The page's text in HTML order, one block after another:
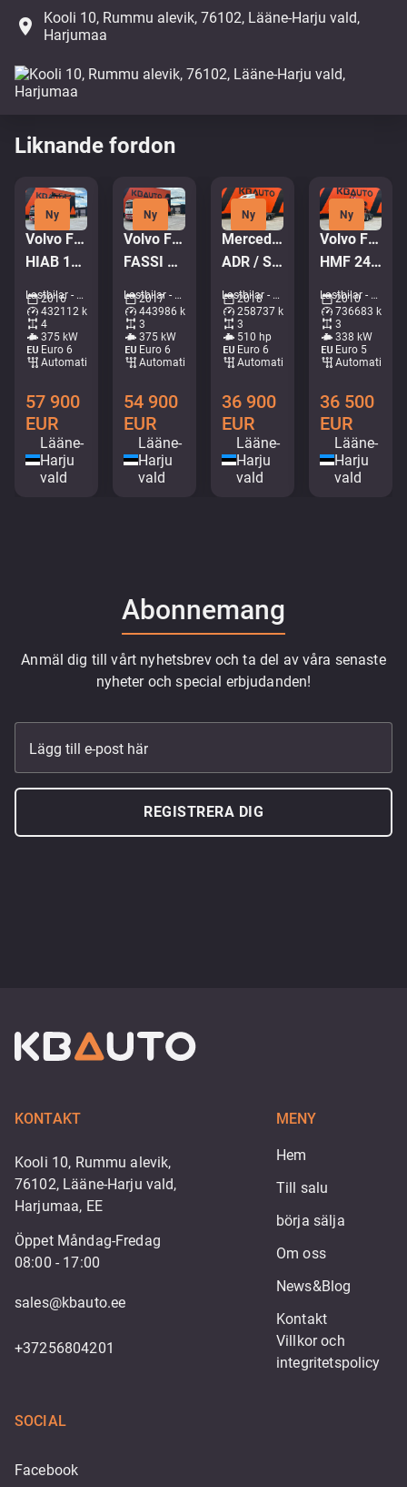
place
Kooli 10, Rummu alevik, 76102, Lääne-Harju vald,
Harjumaa
Liknande fordon
Ny
Volvo FM 500 8x4*4
HIAB 144E-5 / BOX L=5992 mm
Lastbilar - Kran med tippbart flak • M571-8434
2016
432112 km
4
375 kW
Euro 6
Automatisk
57 900
EUR
Lääne-
Harju
vald
Ny
Volvo FH 500 6x2
FASSI F195A.2.25 / PLATFORM L=6510 mm
Lastbilar - Kran med fastflak • M705-0206
2017
443986 km
3
375 kW
Euro 6
Automatisk
54 900
EUR
Lääne-
Harju
vald
Ny
Mercedes-Benz Actros 2551 6x2
ADR / STREAMSPACE
Lastbilar - Container system • M999-5146
2018
258737 km
3
510 hp
Euro 6
Automatisk
36 900
EUR
Lääne-
Harju
vald
Ny
Volvo FM 450 6x2*4
HMF 2420 K5 / PALIFT L=4750 mm
Lastbilar - Lastväxlare med kran • M062-7905
2010
736683 km
3
338 kW
Euro 5
Automatisk
36 500
EUR
Lääne-
Harju
vald
Abonnemang
Anmäl dig till vårt nyhetsbrev och ta del av våra senaste
nyheter och special erbjudanden!
Lägg till e-post här
REGISTRERA DIG
KONTAKT
Kooli 10, Rummu alevik,
76102, Lääne-Harju vald,
Harjumaa, EE
Öppet Måndag-Fredag
08:00 - 17:00
sales@kbauto.ee
+37256804201
MENY
Hem
Till salu
börja sälja
Om oss
News&Blog
Kontakt
Villkor och
integritetspolicy
SOCIAL
Facebook